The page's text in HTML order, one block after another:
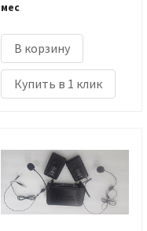
мес
В корзину
Купить в 1 клик